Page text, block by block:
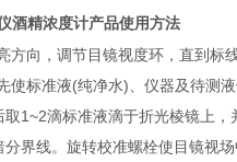
酒精浓度计产品使用方法
方向，调节目镜视度环，直到标
使标准液(纯净水)、仪器及待测
取1~2滴标准液滴于折光棱镜上，
分界线。旋转校准螺栓使目镜视